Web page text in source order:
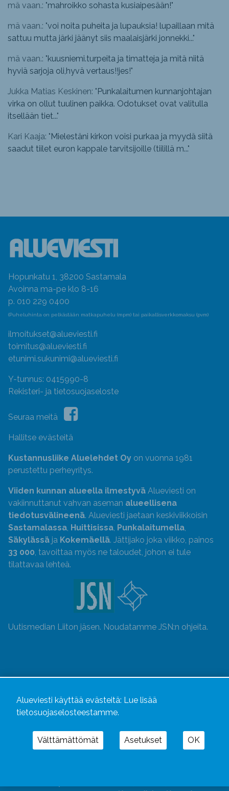
mä vaan.: "mahroikko sohasta kusiaipesään!"
mä vaan.: "voi noita puheita ja lupauksia! lupaillaan mitä
sattuu mutta järki jäänyt siis maalaisjärki jonnekki..."
mä vaan.: "kuusniemi.turpeita ja timatteja ja mitä niitä
hyviä sarjoja oli,hyvä vertaus!!jes!"
Jukka Matias Keskinen: "Punkalaitumen kunnanjohtajan
virka on ollut tuulinen paikka. Odotukset ovat valitulla
itsellään tiet..."
Kari Kaaja: "Mielestäni kirkon voisi purkaa ja myydä siitä
saadut tiilet euron kappale tarvitsijoille (tiilillä m..."
Hopunkatu 1, 38200 Sastamala
Avoinna ma-pe klo 8-16
p. 010 229 0400
(Puheluhinta on pelkästään matkapuhelu (mpm) tai paikallisverkkomaksu (pvm)
ilmoitukset@alueviesti.fi
toimitus@alueviesti.fi
etunimi.sukunimi@alueviesti.fi
Y-tunnus: 0415990-8
Rekisteri- ja tietosuojaseloste
Seuraa meitä
Hallitse evästeitä
Kustannusliike Aluelehdet Oy on vuonna 1981
perustettu perheyritys.
Viiden kunnan alueella ilmestyvä Alueviesti on
vakiinnuttanut vahvan aseman alueellisena
tiedotusvälineenä. Alueviesti jaetaan keskiviikkoisin
Sastamalassa, Huittisissa, Punkalaitumella,
Säkylässä ja Kokemäellä. Jättijako joka viikko, painos
33 000, tavoittaa myös ne taloudet, johon ei tule
tilattavaa lehteä.
Uutismedian Liiton jäsen. Noudatamme JSN:n ohjeita.
Alueviesti käyttää evästeitä: Lue lisää
tietosuojaselosteestamme.
Välttämättömät Asetukset OK